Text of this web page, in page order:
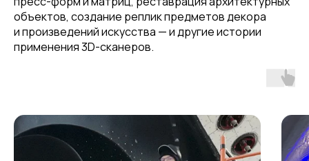
объектов, создание реплик предметов декора
и произведений искусства — и другие истории
применения 3D-сканеров.